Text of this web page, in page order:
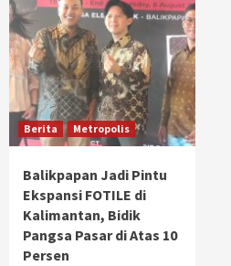
Berita Metropolis
Balikpapan Jadi Pintu
Ekspansi FOTILE di
Kalimantan, Bidik
Pangsa Pasar di Atas 10
Persen